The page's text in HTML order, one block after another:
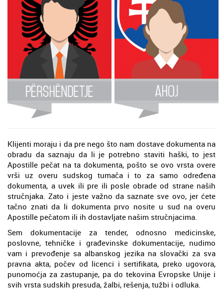
Klijenti moraju i da pre nego što nam dostave dokumenta na
obradu da saznaju da li je potrebno staviti haški, to jest
Apostille pečat na ta dokumenta, pošto se ovo vrsta overe
vrši uz overu sudskog tumača i to za samo određena
dokumenta, a uvek ili pre ili posle obrade od strane naših
stručnjaka. Zato i jeste važno da saznate sve ovo, jer ćete
tačno znati da li dokumenta prvo nosite u sud na overu
Apostille pečatom ili ih dostavljate našim stručnjacima.
Sem dokumentacije za tender, odnosno medicinske,
poslovne, tehničke i građevinske dokumentacije, nudimo
vam i prevođenje sa albanskog jezika na slovački za sva
pravna akta, počev od licenci i sertifikata, preko ugovora,
punomoćja za zastupanje, pa do tekovina Evropske Unije i
svih vrsta sudskih presuda, žalbi, rešenja, tužbi i odluka.